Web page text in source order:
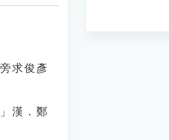
求俊彥
漢．鄭